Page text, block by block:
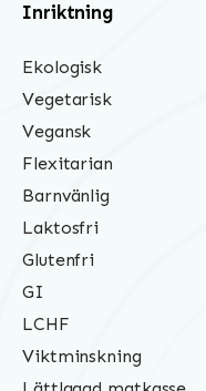
Inriktning
Ekologisk
Vegetarisk
Vegansk
Flexitarian
Barnvänlig
Laktosfri
Glutenfri
GI
LCHF
Viktminskning